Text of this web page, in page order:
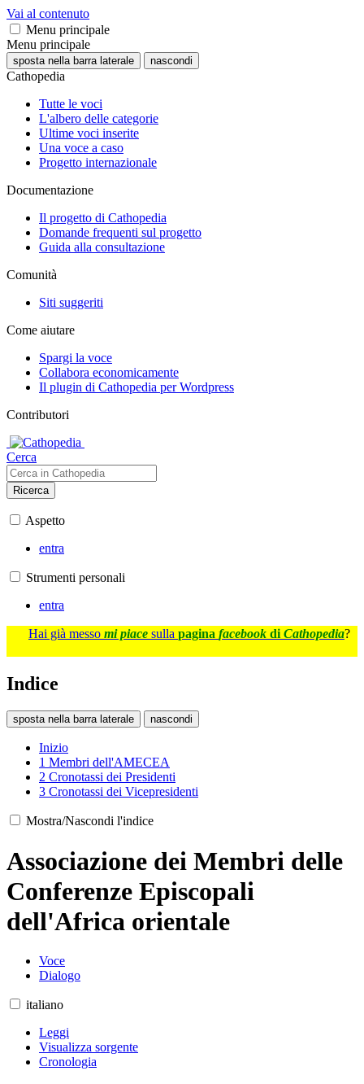
Vai al contenuto
Menu principale
Menu principale
sposta nella barra laterale nascondi
Cathopedia
Tutte le voci
L'albero delle categorie
Ultime voci inserite
Una voce a caso
Progetto internazionale
Documentazione
Il progetto di Cathopedia
Domande frequenti sul progetto
Guida alla consultazione
Comunità
Siti suggeriti
Come aiutare
Spargi la voce
Collabora economicamente
Il plugin di Cathopedia per Wordpress
Contributori
Cerca
Ricerca
Aspetto
entra
Strumenti personali
entra
Hai già messo mi piace sulla pagina facebook di Cathopedia?
Indice
sposta nella barra laterale nascondi
Inizio
1 Membri dell'AMECEA
2 Cronotassi dei Presidenti
3 Cronotassi dei Vicepresidenti
Mostra/Nascondi l'indice
Associazione dei Membri delle
Conferenze Episcopali
dell'Africa orientale
Voce
Dialogo
italiano
Leggi
Visualizza sorgente
Cronologia